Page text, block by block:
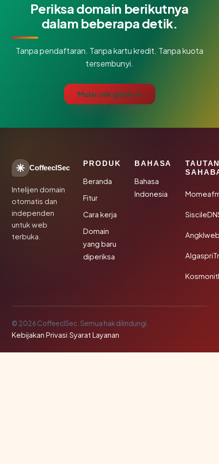
Periksa domain berikutnya
dalam beberapa detik.
Tanpa pendaftaran. Tanpa kartu kredit. Tanpa kuota
tersembunyi.
Mulai cek gratis →
CoffeeclSec
Intelijen domain
otomatis dan
independen
untuk web
terbuka.
PRODUK
Beranda
Fitur
Cara kerja
Domain
yang baru
diperiksa
BAHASA
Bahasa
Indonesia
© 2026 CoffeeclSec. Semua hak dilindungi.
Kebijakan Privasi·Syarat Layanan